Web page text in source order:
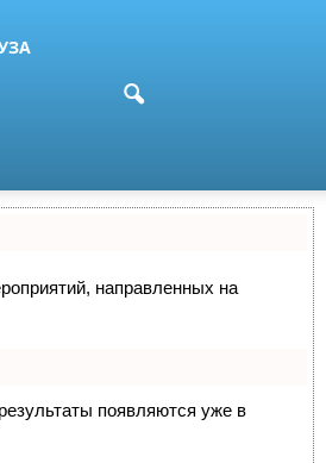
направленных на
появляются уже в